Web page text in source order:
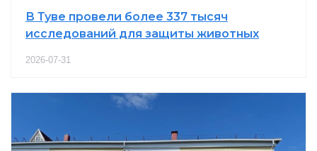
В Туве провели более 337 тысяч
исследований для защиты животных
2026-07-31